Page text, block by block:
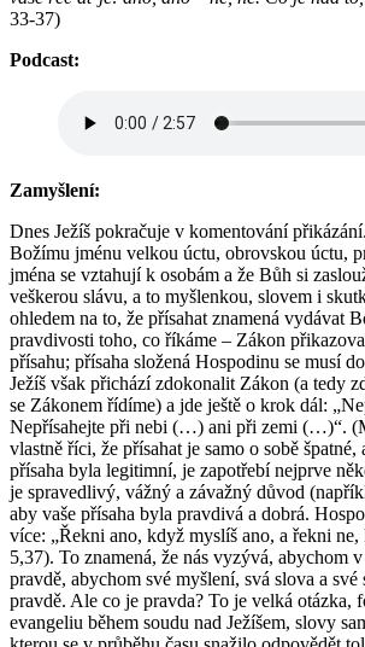
33-37)
Podcast:
Zamyšlení:
Dnes Ježíš pokračuje v komentování
Božímu jménu velkou úctu, obrovskou úctu,
jména se vztahují k osobám a že Bůh si
veškerou slávu, a to myšlenkou, slovem i
ohledem na to, že přísahat znamená vydávat
pravdivosti toho, co říkáme – Zákon
přísahu; přísaha složená Hospodinu se musí
Ježíš však přichází zdokonalit Zákon (a tedy
se Zákonem řídíme) a jde ještě o krok dál:
Nepřísahejte při nebi (…) ani při zemi (…)“.
vlastně říci, že přísahat je samo o sobě
přísaha byla legitimní, je zapotřebí nejprve
je spravedlivý, vážný a závažný důvod
aby vaše přísaha byla pravdivá a dobrá.
více: „Řekni ano, když myslíš ano, a řekni
5,37). To znamená, že nás vyzývá, abychom
pravdě, abychom své myšlení, svá slova a
pravdě. Ale co je pravda? To je velká otázka,
evangeliu během soudu nad Ježíšem, slovy